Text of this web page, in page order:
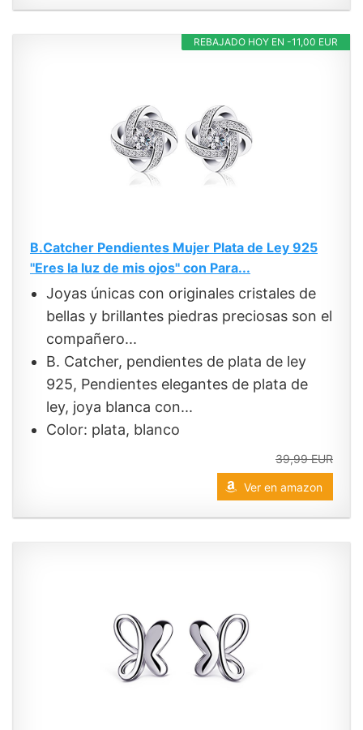
REBAJADO HOY EN -11,00 EUR
B.Catcher Pendientes Mujer Plata de Ley 925
''Eres la luz de mis ojos'' con Para...
Joyas únicas con originales cristales de
bellas y brillantes piedras preciosas son el
compañero...
B. Catcher, pendientes de plata de ley
925, Pendientes elegantes de plata de
ley, joya blanca con...
Color: plata, blanco
39,99 EUR
Ver en amazon